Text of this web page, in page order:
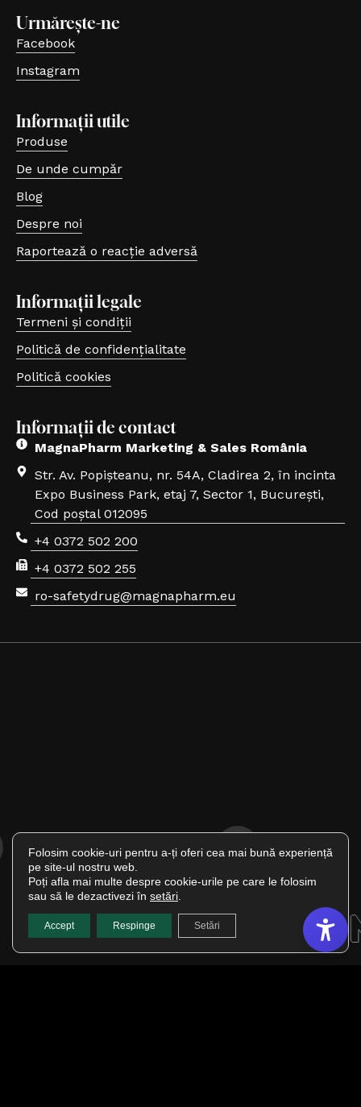
Urmărește-ne
Facebook
(se deschide într-o filă nouă, link extern)
Instagram
(se deschide într-o filă nouă, link extern)
Informații utile
Produse
De unde cumpăr
Blog
Despre noi
Raportează o reacție adversă
(se deschide într-o filă nouă, link extern)
Informații legale
Termeni și condiții
Politică de confidențialitate
Politică cookies
Informații de contact
MagnaPharm Marketing & Sales România
Str. Av. Popișteanu, nr. 54A, Cladirea 2, în incinta
Expo Business Park, etaj 7, Sector 1, București,
Cod poștal 012095
+4 0372 502 200
+4 0372 502 255
ro-safetydrug@magnapharm.eu
·
Folosim cookie-uri pentru a-ți oferi cea mai bună experiență
pe site-ul nostru web.
Poți afla mai multe despre cookie-urile pe care le folosim
sau să le dezactivezi în setări
Accept Respinge Setări